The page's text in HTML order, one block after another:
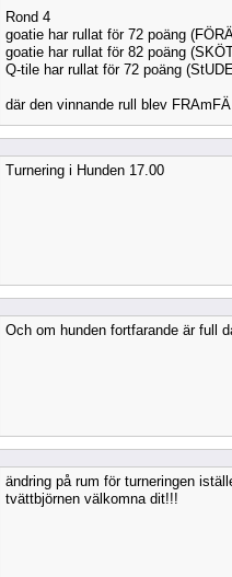
Rond 4
goatie har rullat för 72 poäng
goatie har rullat för 82 poäng
Q-tile har rullat för 72 poäng
där den vinnande rull blev
Turnering i Hunden 17.00
Och om hunden fortfarande är full
ändring på rum för turneringen
tvättbjörnen välkomna dit!!!